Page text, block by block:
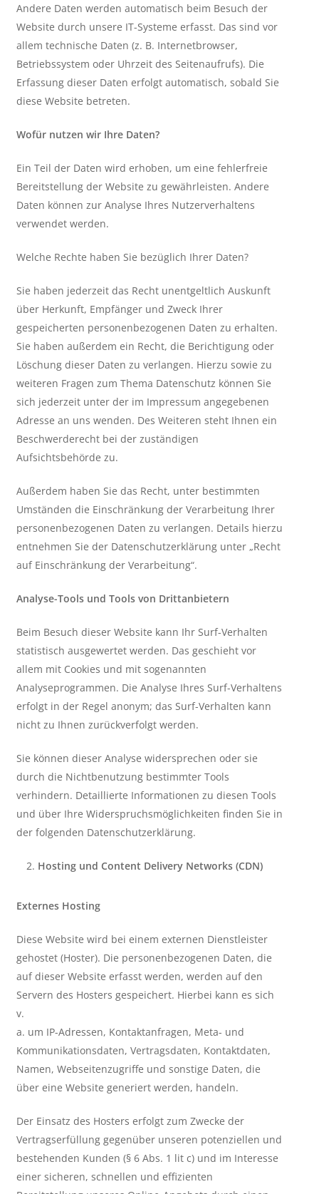
Andere Daten werden automatisch beim Besuch der
Website durch unsere IT-Systeme erfasst. Das sind vor
allem technische Daten (z. B. Internetbrowser,
Betriebssystem oder Uhrzeit des Seitenaufrufs). Die
Erfassung dieser Daten erfolgt automatisch, sobald Sie
diese Website betreten.
Wofür nutzen wir Ihre Daten?
Ein Teil der Daten wird erhoben, um eine fehlerfreie
Bereitstellung der Website zu gewährleisten. Andere
Daten können zur Analyse Ihres Nutzerverhaltens
verwendet werden.
Welche Rechte haben Sie bezüglich Ihrer Daten?
Sie haben jederzeit das Recht unentgeltlich Auskunft
über Herkunft, Empfänger und Zweck Ihrer
gespeicherten personenbezogenen Daten zu erhalten.
Sie haben außerdem ein Recht, die Berichtigung oder
Löschung dieser Daten zu verlangen. Hierzu sowie zu
weiteren Fragen zum Thema Datenschutz können Sie
sich jederzeit unter der im Impressum angegebenen
Adresse an uns wenden. Des Weiteren steht Ihnen ein
Beschwerderecht bei der zuständigen
Aufsichtsbehörde zu.
Außerdem haben Sie das Recht, unter bestimmten
Umständen die Einschränkung der Verarbeitung Ihrer
personenbezogenen Daten zu verlangen. Details hierzu
entnehmen Sie der Datenschutzerklärung unter „Recht
auf Einschränkung der Verarbeitung“.
Analyse-Tools und Tools von Drittanbietern
Beim Besuch dieser Website kann Ihr Surf-Verhalten
statistisch ausgewertet werden. Das geschieht vor
allem mit Cookies und mit sogenannten
Analyseprogrammen. Die Analyse Ihres Surf-Verhaltens
erfolgt in der Regel anonym; das Surf-Verhalten kann
nicht zu Ihnen zurückverfolgt werden.
Sie können dieser Analyse widersprechen oder sie
durch die Nichtbenutzung bestimmter Tools
verhindern. Detaillierte Informationen zu diesen Tools
und über Ihre Widerspruchsmöglichkeiten finden Sie in
der folgenden Datenschutzerklärung.
Hosting und Content Delivery Networks (CDN)
Externes Hosting
Diese Website wird bei einem externen Dienstleister
gehostet (Hoster). Die personenbezogenen Daten, die
auf dieser Website erfasst werden, werden auf den
Servern des Hosters gespeichert. Hierbei kann es sich
v.
a. um IP-Adressen, Kontaktanfragen, Meta- und
Kommunikationsdaten, Vertragsdaten, Kontaktdaten,
Namen, Webseitenzugriffe und sonstige Daten, die
über eine Website generiert werden, handeln.
Der Einsatz des Hosters erfolgt zum Zwecke der
Vertragserfüllung gegenüber unseren potenziellen und
bestehenden Kunden (§ 6 Abs. 1 lit c) und im Interesse
einer sicheren, schnellen und effizienten